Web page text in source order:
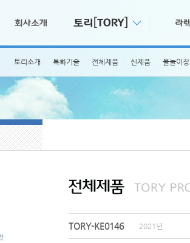
토리소개 특화기술 전체제품 신제품 물놀이장
TORY-KE0146 2021년